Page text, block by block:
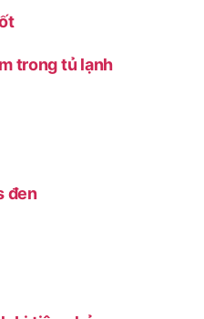
trong tủ lạnh
đen